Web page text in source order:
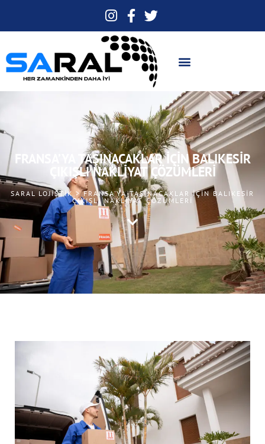
FRANSA’YA TAŞINACAKLAR İÇIN BALIKESIR
ÇIKIŞLI NAKLIYAT ÇÖZÜMLERI
SARAL LOJISTIK > FRANSA’YA TAŞINACAKLAR İÇIN BALIKESIR
ÇIKIŞLI NAKLIYAT ÇÖZÜMLERI